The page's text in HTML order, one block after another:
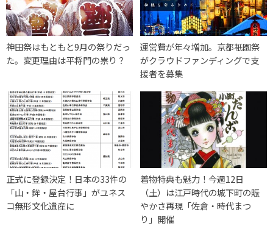
神田祭はもともと9月の祭りだっ
た。変更理由は平将門の祟り？
運営費が年々増加。京都衹園祭
がクラウドファンディングで支
援者を募集
正式に登録決定！日本の33件の
「山・鉾・屋台行事」がユネス
コ無形文化遺産に
着物特典も魅力！今週12日
（土）は江戸時代の城下町の賑
やかさ再現「佐倉・時代まつ
り」開催